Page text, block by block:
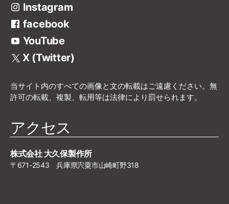
Instagram
facebook
YouTube
X (Twitter)
当サイト内のすべての画像と文の転載はご遠慮ください。無
許可の転載、複製、転用等は法律により罰せられます。
アクセス
株式会社 大久保製作所
〒671-2543 兵庫県宍粟市山崎町野318